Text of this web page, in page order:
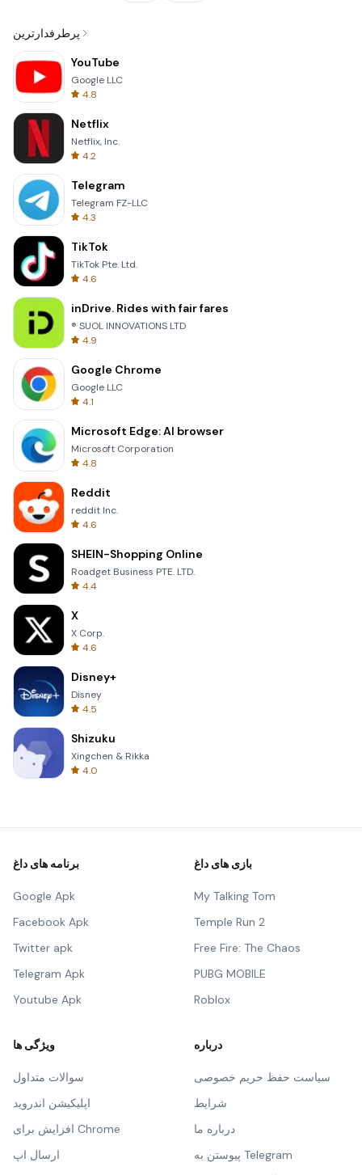
پرطرفدارترین
YouTube
Google LLC
4.8
Netflix
Netflix, Inc.
4.2
Telegram
Telegram FZ-LLC
4.3
TikTok
TikTok Pte. Ltd.
4.6
inDrive. Rides with fair fares
® SUOL INNOVATIONS LTD
4.9
Google Chrome
Google LLC
4.1
Microsoft Edge: AI browser
Microsoft Corporation
4.8
Reddit
reddit Inc.
4.6
SHEIN-Shopping Online
Roadget Business PTE. LTD.
4.4
X
X Corp.
4.6
Disney+
Disney
4.5
Shizuku
Xingchen & Rikka
4.0
برنامه های داغ
Google Apk
Facebook Apk
Twitter apk
Telegram Apk
Youtube Apk
بازی های داغ
My Talking Tom
Temple Run 2
Free Fire: The Chaos
PUBG MOBILE
Roblox
ویژگی ها
سوالات متداول
اپلیکیشن اندروید
افزایش برای Chrome
ارسال اپ
درباره
سیاست حفظ حریم خصوصی
شرایط
درباره ما
پیوستن به Telegram